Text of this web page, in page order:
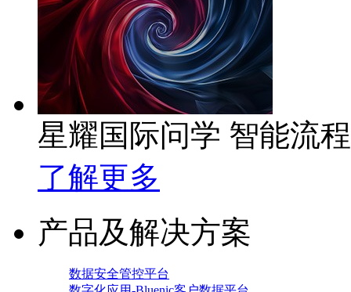
星耀国际问学 智能流
了解更多
产品及解决方案
数据安全管控平台